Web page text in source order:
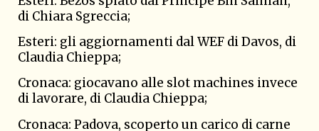
di Chiara Sgreccia;
Esteri: gli aggiornamenti dal WEF di Davos, di
Claudia Chieppa;
Cronaca: giocavano alle slot machines invece
di lavorare, di Claudia Chieppa;
Cronaca: Padova, scoperto un carico di carne